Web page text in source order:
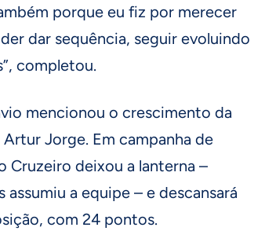
porque eu fiz por merecer
dar sequência, seguir evoluindo
completou.
mencionou o crescimento da
Jorge. Em campanha de
Cruzeiro deixou a lanterna –
a equipe – e descansará
com 24 pontos.